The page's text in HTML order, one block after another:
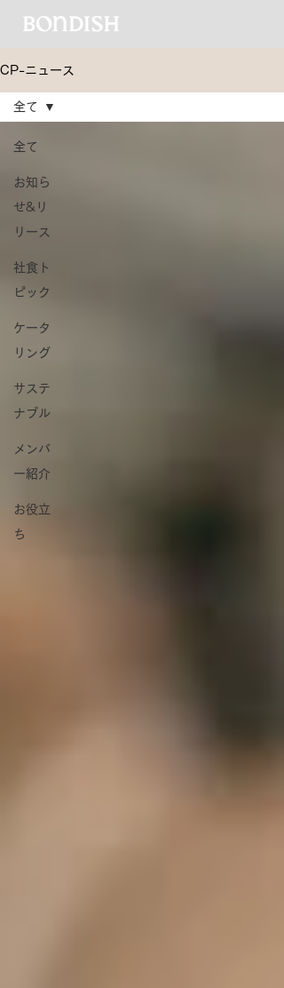
CP-ニュース
全て
お知ら
せ&リ
リース
社食ト
ピック
ケータ
リング
サステ
ナブル
メンバ
ー紹介
お役立
ち
全て